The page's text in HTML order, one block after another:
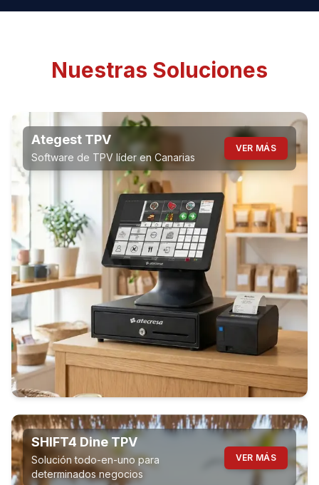
Nuestras Soluciones
Ategest TPV
Software de TPV líder en Canarias
VER MÁS
SHIFT4 Dine TPV
Solución todo-en-uno para
determinados negocios
VER MÁS